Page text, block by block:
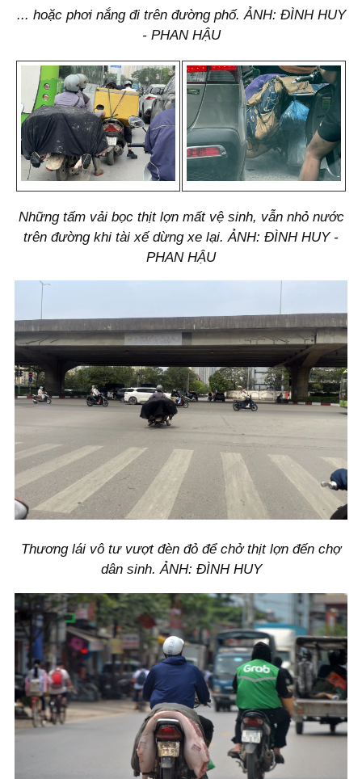
... hoặc phơi nắng đi trên đường phố. ẢNH: ĐÌNH HUY
- PHAN HẬU
Những tấm vải bọc thịt lợn mất vệ sinh, vẫn nhỏ nước
trên đường khi tài xế dừng xe lại. ẢNH: ĐÌNH HUY -
PHAN HẬU
Thương lái vô tư vượt đèn đỏ để chở thịt lợn đến chợ
dân sinh. ẢNH: ĐÌNH HUY